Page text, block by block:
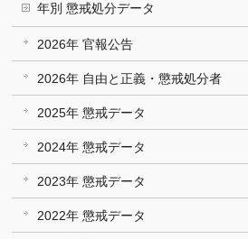
年別 懲戒処分データ
2026年 官報公告
2026年 自由と正義・懲戒処分者
2025年 懲戒データ
2024年 懲戒データ
2023年 懲戒データ
2022年 懲戒データ